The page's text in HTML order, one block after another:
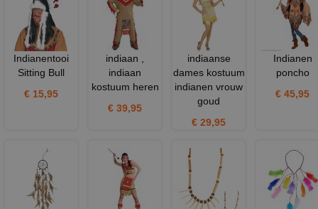
Indianentooi
Sitting Bull
€ 15,95
indiaan ,
indiaan
kostuum heren
€ 39,95
indiaanse
dames kostuum
indianen vrouw
goud
€ 29,95
Indianen
poncho
€ 45,95